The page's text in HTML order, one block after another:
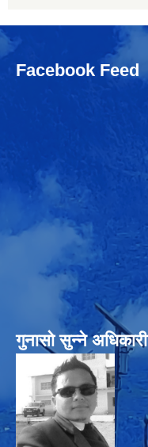
Facebook Feed
गुनासो सुन्‍ने अधिकारी